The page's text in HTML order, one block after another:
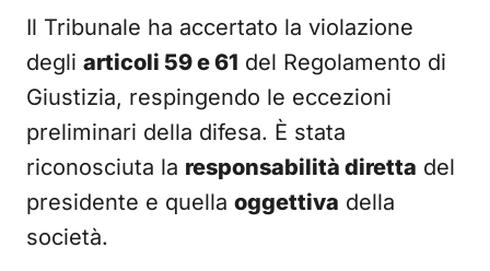
Il Tribunale ha accertato la violazione
degli articoli 59 e 61 del Regolamento di
Giustizia, respingendo le eccezioni
preliminari della difesa. È stata
riconosciuta la responsabilità diretta del
presidente e quella oggettiva della
società.